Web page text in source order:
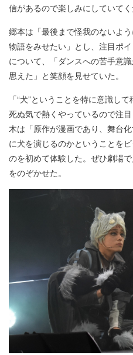
信があるので楽しみにしていてく
郷本は「最後まで怪我のないよ
物語をみせたい」とし、注目ポ
について、「ダンスへの苦手意
思えた」と笑顔を見せていた。
「“犬”ということを特に意識し
死ぬ気で熱くやっているので注
木は「原作が漫画であり、舞台
に犬を演じるのかということを
のを初めて体験した。ぜひ劇場
をのぞかせた。